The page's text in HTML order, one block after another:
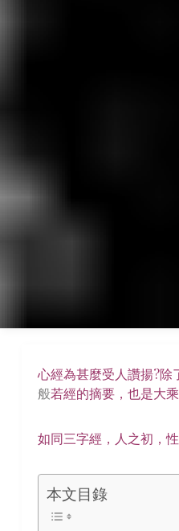
心經為甚麼受人讚揚?除
般若經的摘要，也是大
如同三字經，人之初，
本文目錄